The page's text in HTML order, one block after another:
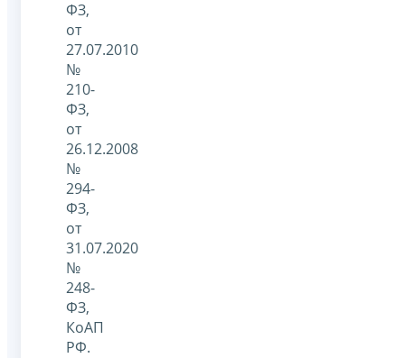
ФЗ,
от
27.07.2010
№
210-
ФЗ,
от
26.12.2008
№
294-
ФЗ,
от
31.07.2020
№
248-
ФЗ,
КоАП
РФ.